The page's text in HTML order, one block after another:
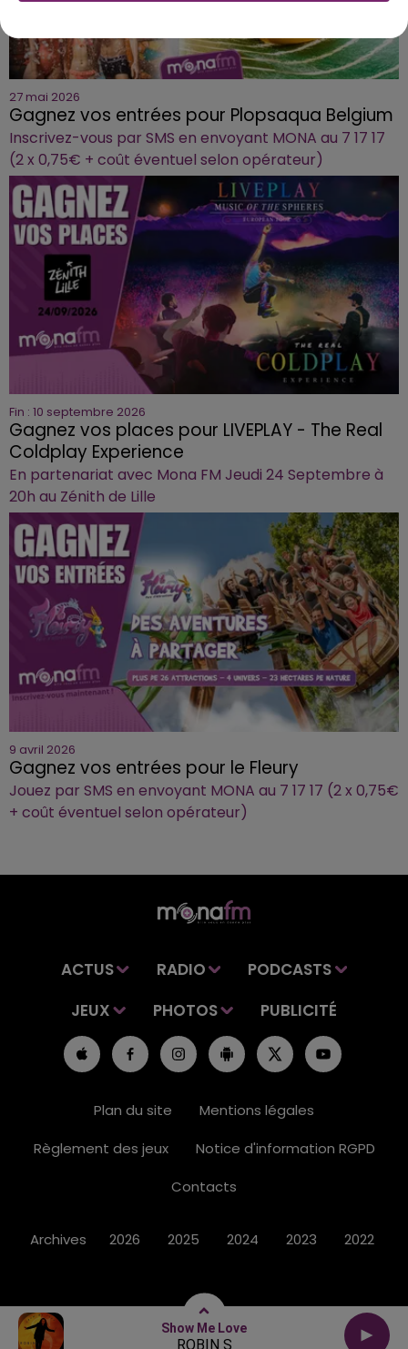
Show Me Love
ROBIN S
27 mai 2026
Gagnez vos entrées pour Plopsaqua Belgium
Inscrivez-vous par SMS en envoyant MONA au 7 17 17
(2 x 0,75€ + coût éventuel selon opérateur)
Fin : 10 septembre 2026
Gagnez vos places pour LIVEPLAY - The Real
Coldplay Experience
En partenariat avec Mona FM Jeudi 24 Septembre à
20h au Zénith de Lille
9 avril 2026
Gagnez vos entrées pour le Fleury
Jouez par SMS en envoyant MONA au 7 17 17 (2 x 0,75€
+ coût éventuel selon opérateur)
ACTUS RADIO
PODCASTS
JEUX
PHOTOS PUBLICITÉ
Plan du site
Mentions légales
Règlement des jeux
Notice d'information RGPD
Contacts
Archives 2026 2025 2024 2023 2022